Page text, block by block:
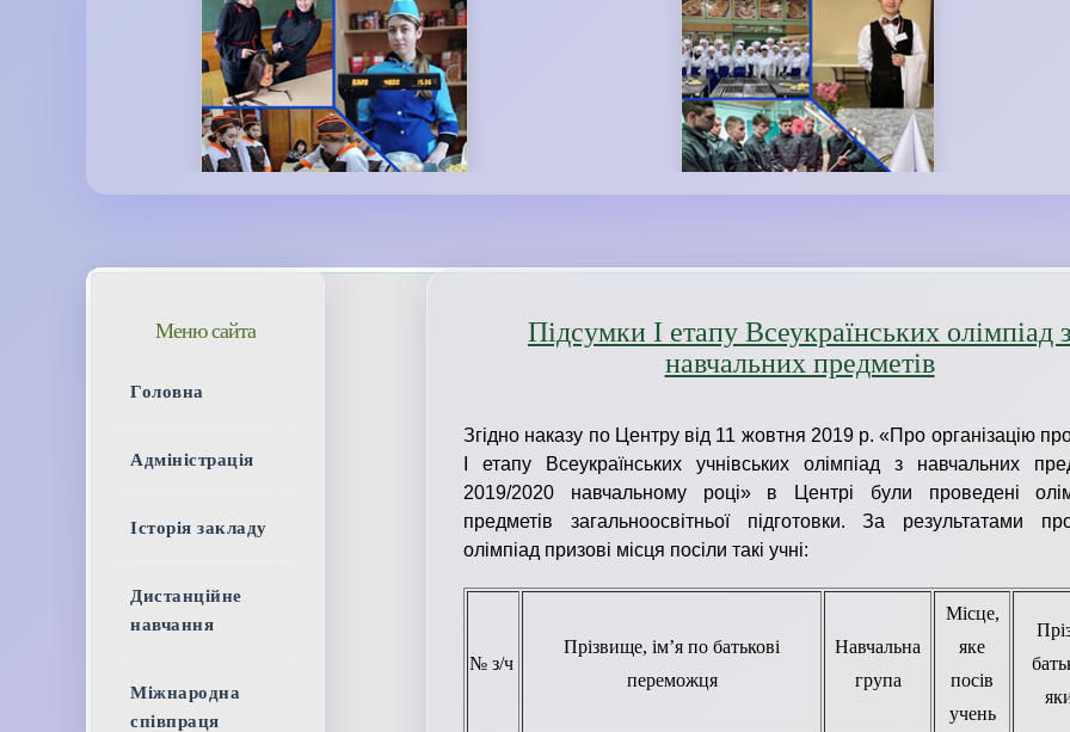
Підсумки І етапу Всеукраїнських олімпіад з
навчальних предметів
Згідно наказу по Центру від 11 жовтня 2019 р. «Про організацію
І етапу Всеукраїнських учнівських олімпіад з навчальних
2019/2020 навчальному році» в Центрі були проведені
предметів загальноосвітньої підготовки. За результатами
олімпіад призові місця посіли такі учні:
№ з/ч
Прізвище, ім’я по батькові
переможця
Навчальна
група
Місце,
яке
посів
учень
Меню сайта
Головна
Адміністрація
Історія закладу
Дистанційне
навчання
Міжнародна
співпраця